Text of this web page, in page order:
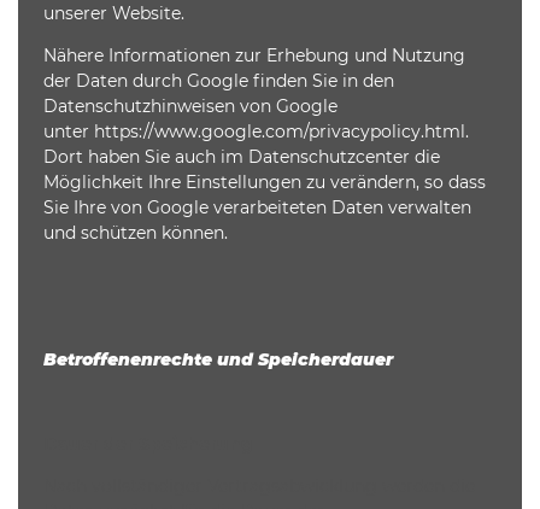
unserer Website.
Nähere Informationen zur Erhebung und Nutzung
der Daten durch Google finden Sie in den
Datenschutzhinweisen von Google
unter https://www.google.com/privacypolicy.html.
Dort haben Sie auch im Datenschutzcenter die
Möglichkeit Ihre Einstellungen zu verändern, so dass
Sie Ihre von Google verarbeiteten Daten verwalten
und schützen können.
Betroffenenrechte und Speicherdauer